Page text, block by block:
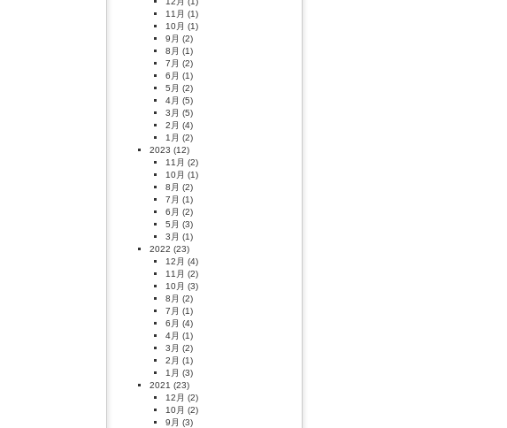
11月 (1)
10月 (1)
9月 (2)
8月 (1)
7月 (2)
6月 (1)
5月 (2)
4月 (5)
3月 (5)
2月 (4)
1月 (2)
2023 (12)
11月 (2)
10月 (1)
8月 (2)
7月 (1)
6月 (2)
5月 (3)
3月 (1)
2022 (23)
12月 (4)
11月 (2)
10月 (3)
8月 (2)
7月 (1)
6月 (4)
4月 (1)
3月 (2)
2月 (1)
1月 (3)
2021 (23)
12月 (2)
10月 (2)
9月 (3)